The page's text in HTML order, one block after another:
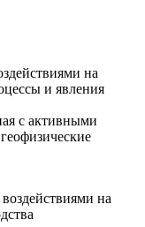
на
и явления
с активными
на